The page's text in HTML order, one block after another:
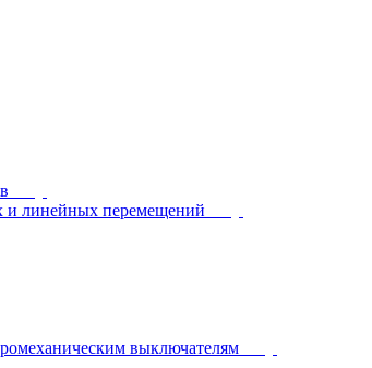
и линейных перемещений
выключателям